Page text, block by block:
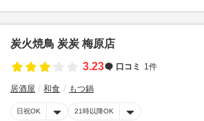
炭火焼鳥 炭炭 梅原店
3.23
口コミ 1件
居酒屋 和食 もつ鍋
日祝OK 21時以降OK